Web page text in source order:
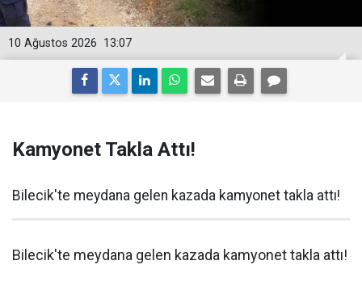
13:07
10 Ağustos 2026
Kamyonet Takla Attı!
Bilecik'te meydana gelen kazada kamyonet takla attı!
Bilecik'te meydana gelen kazada kamyonet takla attı!